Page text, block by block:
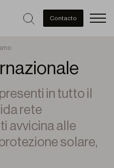
Contacto
in tutto il
rete
avvicina alle
solare,